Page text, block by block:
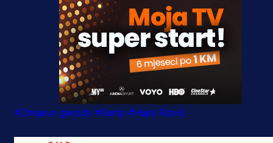
#Zmajevo gnezdo #Kamp #Hajro Rizvić